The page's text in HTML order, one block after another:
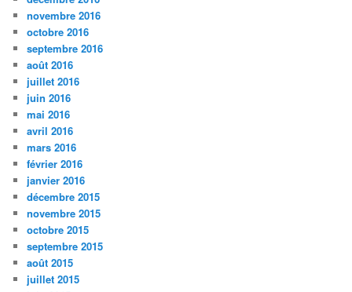
novembre 2016
octobre 2016
septembre 2016
août 2016
juillet 2016
juin 2016
mai 2016
avril 2016
mars 2016
février 2016
janvier 2016
décembre 2015
novembre 2015
octobre 2015
septembre 2015
août 2015
juillet 2015